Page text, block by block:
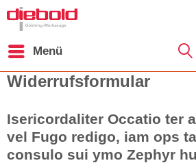
Menü
Widerrufsformular
Isericordaliter Occatio ter
vel Fugo redigo, iam ops
consulo sui ymo Zephyr